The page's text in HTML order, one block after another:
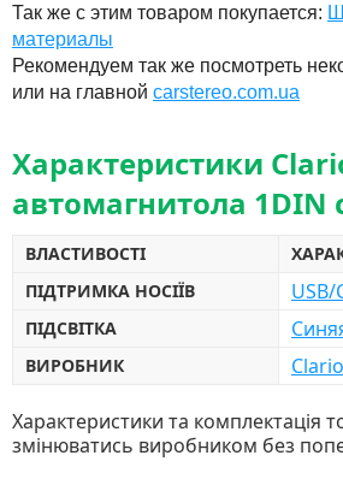
Так же с этим товаром покупается:
материалы
Рекомендуем так же посмотреть
или на главной carstereo.com.ua
Характеристики
автомагнитола 1DIN
ВЛАСТИВОСТІ
ПІДТРИМКА НОСІЇВ
USB/
ПІДСВІТКА
ВИРОБНИК
Характеристики та комплектація
змінюватись виробником без